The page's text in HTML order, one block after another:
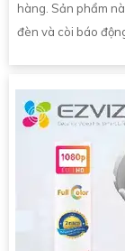
hàng. Sản phẩm
đèn và còi báo